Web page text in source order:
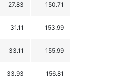
27.83 150.71
31.11 153.99
33.11 155.99
33.93 156.81